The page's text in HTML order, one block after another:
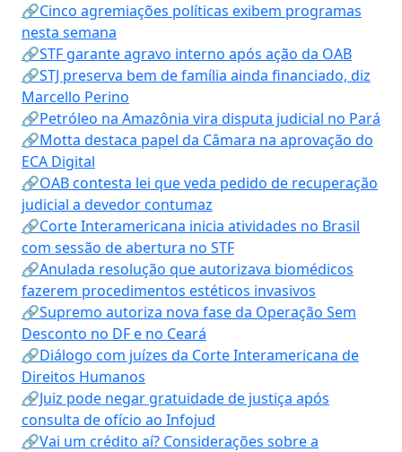
🔗Cinco agremiações políticas exibem programas
nesta semana
🔗STF garante agravo interno após ação da OAB
🔗STJ preserva bem de família ainda financiado, diz
Marcello Perino
🔗Petróleo na Amazônia vira disputa judicial no Pará
🔗Motta destaca papel da Câmara na aprovação do
ECA Digital
🔗OAB contesta lei que veda pedido de recuperação
judicial a devedor contumaz
🔗Corte Interamericana inicia atividades no Brasil
com sessão de abertura no STF
🔗Anulada resolução que autorizava biomédicos
fazerem procedimentos estéticos invasivos
🔗Supremo autoriza nova fase da Operação Sem
Desconto no DF e no Ceará
🔗Diálogo com juízes da Corte Interamericana de
Direitos Humanos
🔗Juiz pode negar gratuidade de justiça após
consulta de ofício ao Infojud
🔗Vai um crédito aí? Considerações sobre a